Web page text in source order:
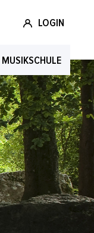
LOGIN
MUSIKSCHULE